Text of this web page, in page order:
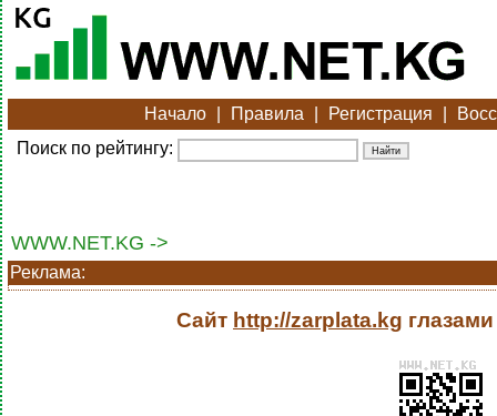
Начало Правила Регистрация
Поиск по рейтингу:
WWW.NET.KG ->
Реклама:
Сайт http://zarplata.kg